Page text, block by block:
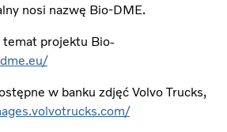
nosi nazwę Bio-DME.
temat projektu Bio-
w banku zdjęć Volvo Trucks,